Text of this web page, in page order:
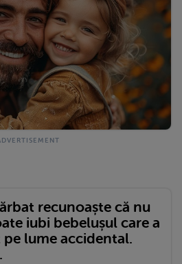
recunoaște că nu
iubi bebelușul care a
lume accidental.